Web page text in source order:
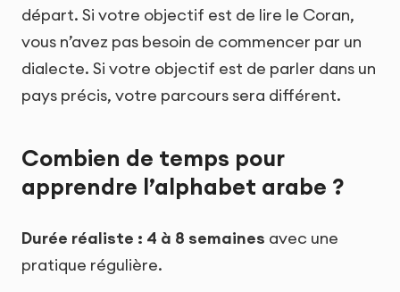
départ. Si votre objectif est de lire le Coran,
vous n’avez pas besoin de commencer par un
dialecte. Si votre objectif est de parler dans un
pays précis, votre parcours sera différent.
Combien de temps pour
apprendre l’alphabet arabe ?
Durée réaliste : 4 à 8 semaines avec une
pratique régulière.